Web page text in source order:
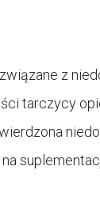
z
tarczycy